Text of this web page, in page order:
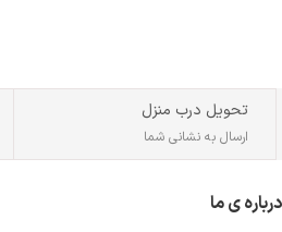
تحویل درب منزل
ارسال به نشانی شما
درباره ی ما